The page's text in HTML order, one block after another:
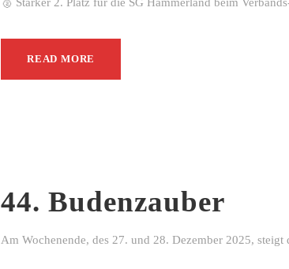
READ MORE
44. Budenzauber
Am Wochenende, des 27. und 28. Dezember 2025,